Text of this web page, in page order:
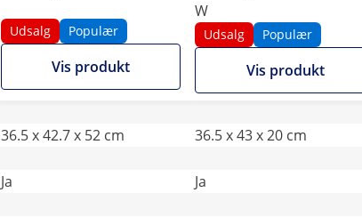
Udsalg Populær
Vis produkt
W
Udsalg Populær
Vis produkt
36.5 x 42.7 x 52 cm 36.5 x 43 x 20 cm
Ja Ja